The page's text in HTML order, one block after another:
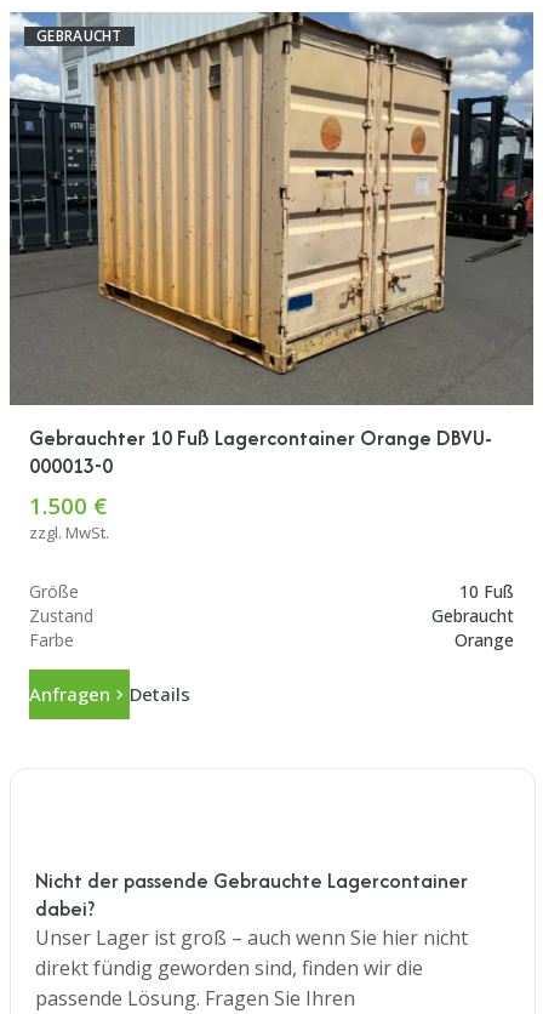
GEBRAUCHT
Gebrauchter 10 Fuß Lagercontainer Orange DBVU-
000013-0
1.500 €
zzgl. MwSt.
Größe
10 Fuß
Zustand
Gebraucht
Farbe
Orange
Anfragen Details
Nicht der passende Gebrauchte Lagercontainer
dabei?
Unser Lager ist groß – auch wenn Sie hier nicht
direkt fündig geworden sind, finden wir die
passende Lösung. Fragen Sie Ihren